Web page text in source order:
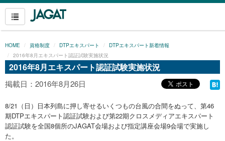
HOME 資格制度 DTPエキスパート
DTPエキスパート新着情報
2016年8月エキスパート認証試験実施状況
2016年8月エキスパート認証試験実施状況
掲載日：2016年8月26日
8/21（日）日本列島に押し寄せるいくつもの台風の合間をぬって、第46
期DTPエキスパート認証試験および第22期クロスメディアエキスパート
認証試験を全国8個所のJAGAT会場および指定講座会場9会場で実施し
た。